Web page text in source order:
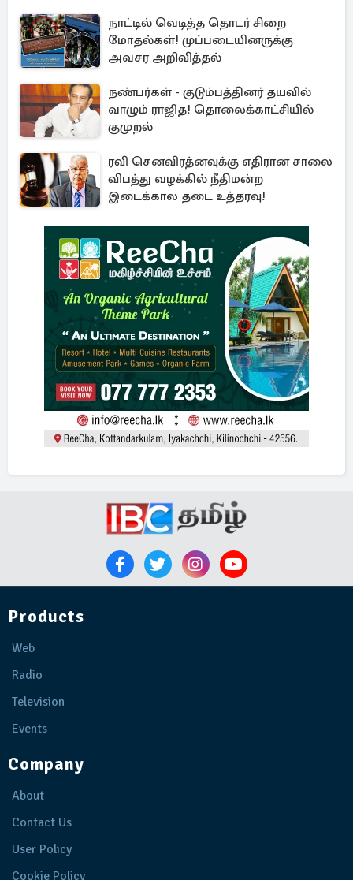
நாட்டில் வெடித்த தொடர் சிறை
மோதல்கள்! முப்படையினருக்கு
அவசர அறிவித்தல்
நண்பர்கள் - குடும்பத்தினர் தயவில்
வாழும் ராஜித! தொலைக்காட்சியில்
குமுறல்
ரவி செனவிரத்னவுக்கு எதிரான சாலை
விபத்து வழக்கில் நீதிமன்ற
இடைக்கால தடை உத்தரவு!
Products
Web
Radio
Television
Events
Company
About
Contact Us
User Policy
Cookie Policy